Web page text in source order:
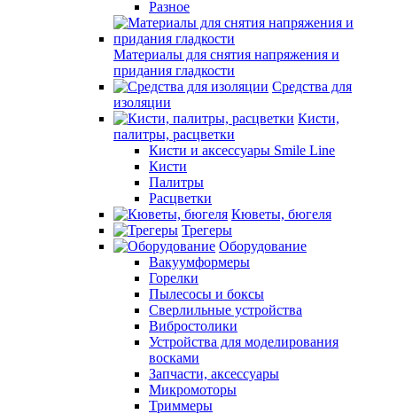
Разное
Материалы для снятия напряжения и
придания гладкости
Средства для
изоляции
Кисти,
палитры, расцветки
Кисти и аксессуары Smile Line
Кисти
Палитры
Расцветки
Кюветы, бюгеля
Трегеры
Оборудование
Вакуумформеры
Горелки
Пылесосы и боксы
Сверлильные устройства
Вибростолики
Устройства для моделирования
восками
Запчасти, аксессуары
Микромоторы
Триммеры